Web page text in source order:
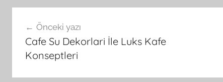
gezinmesi
Önceki yazı
Cafe Su Dekorlari İle Luks Kafe
Konseptleri